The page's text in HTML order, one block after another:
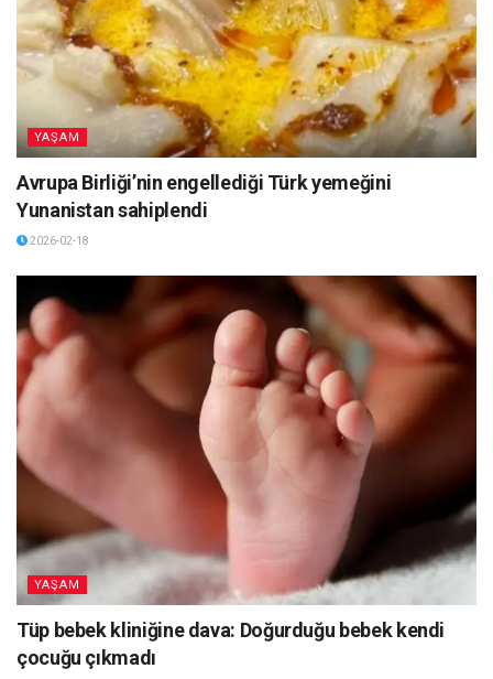
YAŞAM
Avrupa Birliği’nin engellediği Türk yemeğini
Yunanistan sahiplendi
2026-02-18
YAŞAM
Tüp bebek kliniğine dava: Doğurduğu bebek kendi
çocuğu çıkmadı